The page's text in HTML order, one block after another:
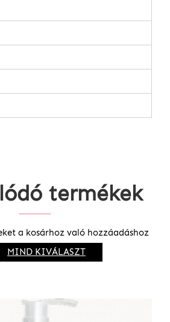
termékek
a kosárhoz való hozzáadáshoz
MIND KIVÁLASZT